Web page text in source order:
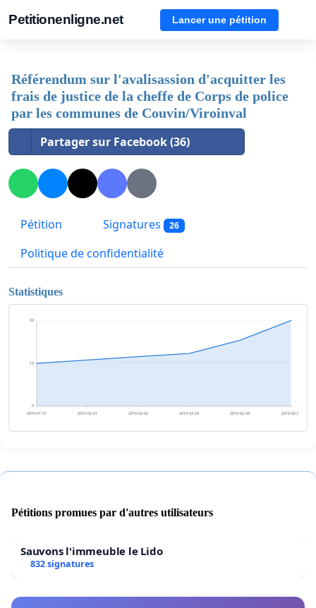
Petitionenligne.net Lancer une pétition
Référendum sur l'avalisassion d'acquitter les
frais de justice de la cheffe de Corps de police
par les communes de Couvin/Viroinval
Partager sur Facebook (36)
Pétition Signatures 26
Politique de confidentialité
Statistiques
0
13
26
2019-01-31 2019-02-01 2019-02-02 2019-02-03 2019-02-04 2019-02-05
Pétitions promues par d'autres utilisateurs
Sauvons l'immeuble le Lido
832 signatures